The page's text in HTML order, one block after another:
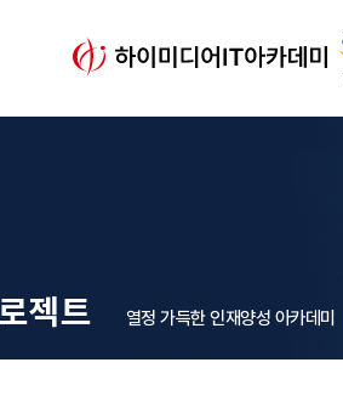
젝트 열정 가득한 인재양성 아카데미